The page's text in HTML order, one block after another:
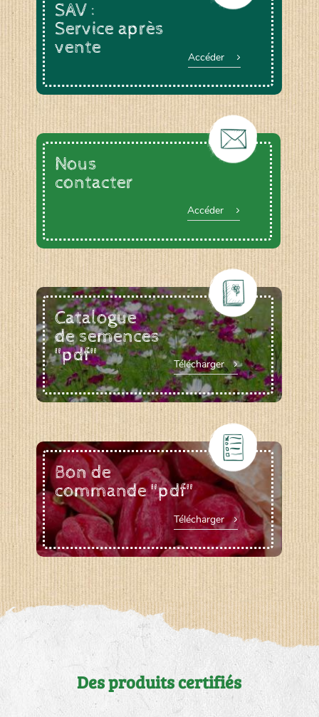
SAV :
Service après
vente
Accéder
Nous
contacter
Accéder
Catalogue
de semences
"pdf"
Télécharger
Bon de
commande "pdf"
Télécharger
Des produits certifiés